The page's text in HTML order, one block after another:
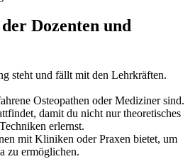
Dozenten und
steht und fällt mit den Lehrkräften.
Osteopathen oder Mediziner sind.
damit du nicht nur theoretisches
erlernst.
mit Kliniken oder Praxen bietet, um
zu ermöglichen.